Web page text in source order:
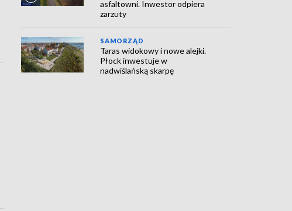
asfaltowni. Inwestor odpiera
zarzuty
SAMORZĄD
Taras widokowy i nowe alejki.
Płock inwestuje w
nadwiślańską skarpę